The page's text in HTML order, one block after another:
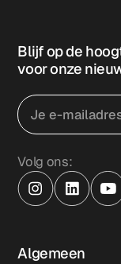
Blijf op de
voor onze
Volg ons:
Algemeen